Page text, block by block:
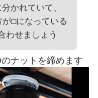
かれていて、
が□になっている
わせましょう
ナットを締めます